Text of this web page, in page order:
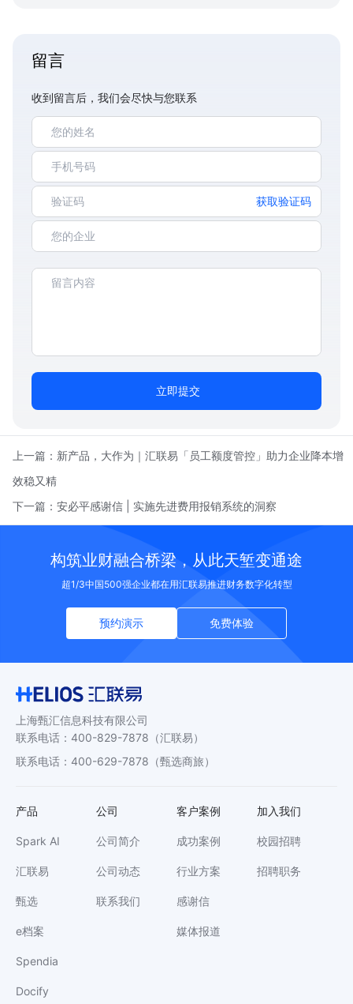
留言
收到留言后，我们会尽快与您联系
获取验证码
立即提交
上一篇： 新产品，大作为｜汇联易「员工额度管控」助力企业降本增
效稳又精
下一篇： 安必平感谢信 | 实施先进费用报销系统的洞察
构筑业财融合桥梁，从此天堑变通途
超1/3中国500强企业都在用汇联易推进财务数字化转型
预约演示 免费体验
上海甄汇信息科技有限公司
联系电话 ： 400-829-7878 （汇联易）
联系电话 ： 400-629-7878 （甄选商旅）
产品
Spark AI
汇联易
甄选
e档案
Spendia
Docify
公司
公司简介
公司动态
联系我们
客户案例
成功案例
行业方案
感谢信
媒体报道
加入我们
校园招聘
招聘职务